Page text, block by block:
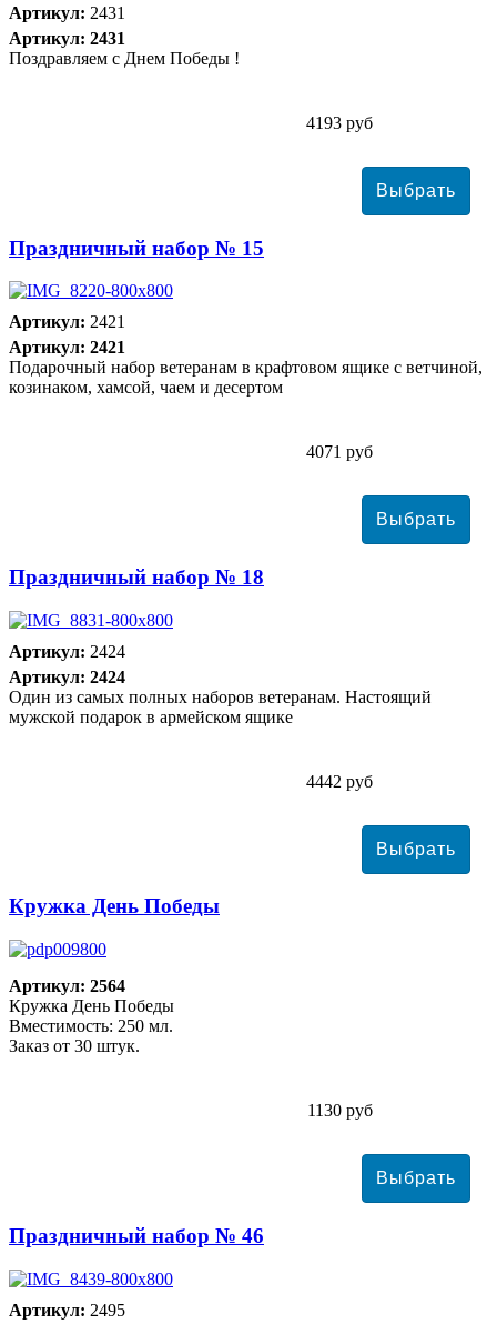
Артикул: 2431
Артикул: 2431
Поздравляем с Днем Победы !
4193 руб
Праздничный набор № 15
Артикул: 2421
Артикул: 2421
Подарочный набор ветеранам в крафтовом ящике с ветчиной,
козинаком, хамсой, чаем и десертом
4071 руб
Праздничный набор № 18
Артикул: 2424
Артикул: 2424
Один из самых полных наборов ветеранам. Настоящий
мужской подарок в армейском ящике
4442 руб
Кружка День Победы
Артикул: 2564
Кружка День Победы
Вместимость: 250 мл.
Заказ от 30 штук.
1130 руб
Праздничный набор № 46
Артикул: 2495